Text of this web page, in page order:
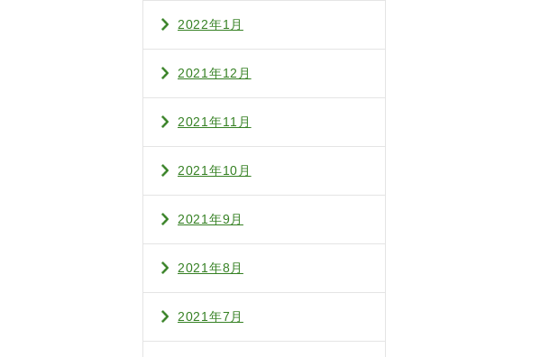
2022年1月
2021年12月
2021年11月
2021年10月
2021年9月
2021年8月
2021年7月